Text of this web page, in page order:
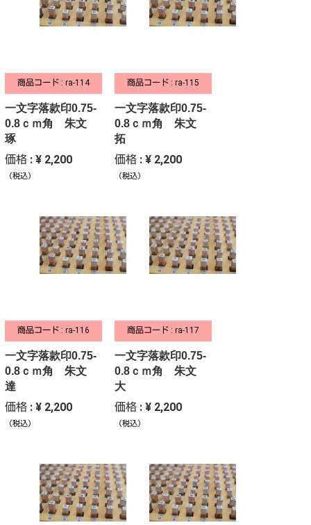
商品コード : ra-114
一文字落款印0.75-
0.8ｃｍ角 朱文
琢
価格 : ¥ 2,200
（税込）
商品コード : ra-115
一文字落款印0.75-
0.8ｃｍ角 朱文
拓
価格 : ¥ 2,200
（税込）
商品コード : ra-116
一文字落款印0.75-
0.8ｃｍ角 朱文
達
価格 : ¥ 2,200
（税込）
商品コード : ra-117
一文字落款印0.75-
0.8ｃｍ角 朱文
大
価格 : ¥ 2,200
（税込）